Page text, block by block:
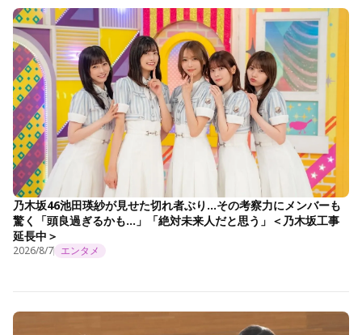
乃木坂46池田瑛紗が見せた切れ者ぶり…その考察力にメンバーも
驚く「頭良過ぎるかも…」「絶対未来人だと思う」＜乃木坂工事
延長中＞
2026/8/7 エンタメ